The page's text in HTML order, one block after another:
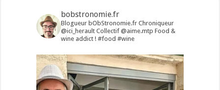
bobstronomie.fr
Blogueur bObStronomie.fr Chroniqueur
@ici_heraultCollectif @aime.mtp Food &
wine addict !#food #wine